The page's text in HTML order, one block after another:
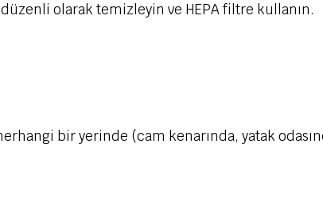
olarak temizleyin ve HEPA filtre kullanın.
bir yerinde (cam kenarında, yatak